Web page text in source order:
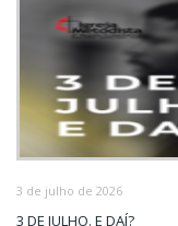
3 de julho de 2026
3 DE JULHO. E DAÍ?